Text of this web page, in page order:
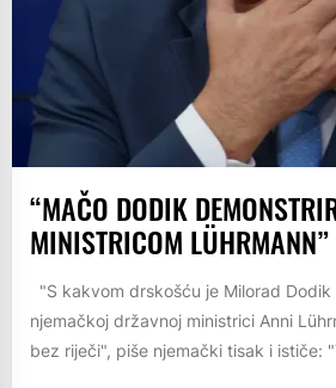
“MAČO DODIK
MINISTRICOM LÜHRMANN”
"S kakvom drskošću je Milorad
njemačkoj državnoj ministrici Anni
bez riječi", piše njemački tisak i ističe: